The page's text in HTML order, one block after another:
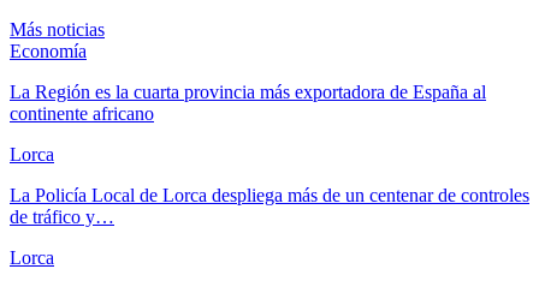
Más noticias
Economía
La Región es la cuarta provincia más exportadora de España al
continente africano
Lorca
La Policía Local de Lorca despliega más de un centenar de controles
de tráfico y…
Lorca